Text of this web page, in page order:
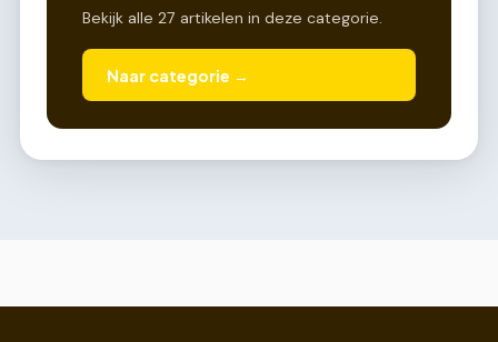
Bekijk alle 27 artikelen in deze categorie.
Naar categorie →